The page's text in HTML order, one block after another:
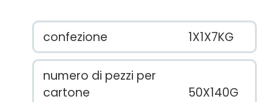
confezione 1X1X7KG
numero di pezzi per
cartone
50X140G